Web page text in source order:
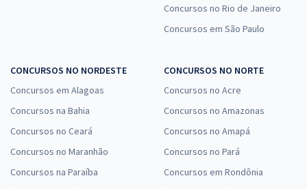
à vista
R$32,65
Comprar
PC PI - Polícia Civil do Estado do Piauí - Conhecimentos Específicos
para Perito Criminal - Perfil: Biomedicina/ Farmácia/Bioquímica,
Concursos no Rio de Janeiro
Concursos em São Paulo
CONCURSOS NO NORDESTE
Concursos em Alagoas
Concursos na Bahia
Concursos no Ceará
Concursos no Maranhão
Concursos na Paraíba
CONCURSOS NO NORTE
Concursos no Acre
Concursos no Amazonas
Concursos no Amapá
Concursos no Pará
Concursos em Rondônia